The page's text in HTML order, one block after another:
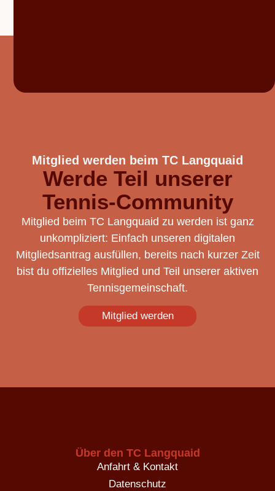
Mitglied werden beim TC Langquaid
Werde Teil unserer
Tennis-Community
Mitglied beim TC Langquaid zu werden ist ganz
unkompliziert: Einfach unseren digitalen
Mitgliedsantrag ausfüllen, bereits nach kurzer Zeit
bist du offizielles Mitglied und Teil unserer aktiven
Tennisgemeinschaft.
Mitglied werden
Über den TC Langquaid
Anfahrt & Kontakt
Datenschutz